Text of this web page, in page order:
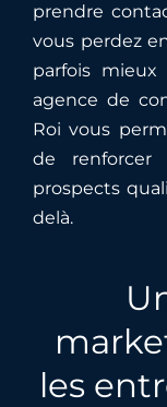
prendre
vous perdez
parfois
agence de
Roi vous
de renforcer
prospects
delà.
les